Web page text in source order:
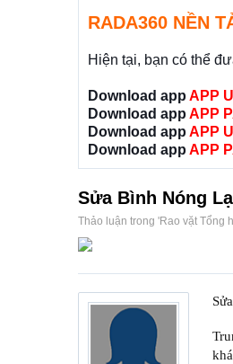
RADA360 NỀN
Hiện tại, bạn có thể
Download app APP
Download app APP
Download app APP
Download app APP
Sửa Bình Nóng
Thảo luận trong 'Rao vặt Tổng